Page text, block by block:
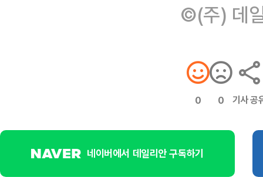
©(주) 데
0 0 기사 공
네이버에서 데일리안 구독하기